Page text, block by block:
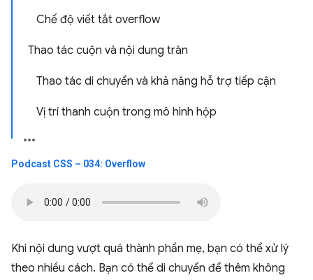
Chế độ viết tắt overflow
Thao tác cuộn và nội dung tràn
Thao tác di chuyển và khả năng hỗ trợ tiếp cận
Vị trí thanh cuộn trong mô hình hộp
Podcast CSS – 034: Overflow
Khi nội dung vượt quá thành phần mẹ, bạn có thể xử lý
theo nhiều cách. Bạn có thể di chuyển để thêm không